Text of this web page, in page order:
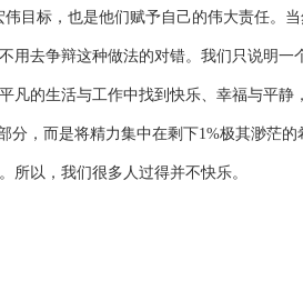
目标，也是他们赋予自己的伟大责任。
用去争辩这种做法的对错。我们只说明一
凡的生活与工作中找到快乐、幸福与平静
分，而是将精力集中在剩下1%极其渺茫
所以，我们很多人过得并不快乐。